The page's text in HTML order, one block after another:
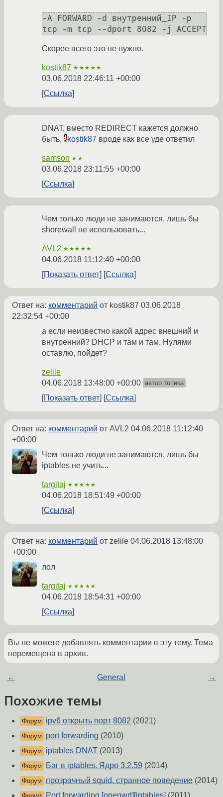
-A FORWARD -d внутренний_IP -p
Скорее всего это не нужно.
kostik87 ★★★★★
03.06.2018 22:46:11 +00:00
Ссылка
DNAT, вместо REDIRECT кажется должно
быть,
kostik87 вроде как все уде ответил
samson ★★
03.06.2018 23:11:55 +00:00
Ссылка
Чем только люди не занимаются, лишь бы
shorewall не использовать...
AVL2 ★★★★★
04.06.2018 11:12:40 +00:00
Показать ответ
Ссылка
Ответ на: комментарий от kostik87 03.06.2018
22:32:54 +00:00
а если неизвестно какой адрес внешний и
внутренний? DHCP и там и там. Нулями
оставлю, пойдет?
zelile
04.06.2018 13:48:00 +00:00 автор топика
Показать ответ Ссылка
Ответ на: комментарий от AVL2 04.06.2018 11:12:40
+00:00
Чем только люди не занимаются, лишь бы
iptables не учить...
targitaj ★★★★★
04.06.2018 18:51:49 +00:00
Ссылка
Ответ на: комментарий от zelile 04.06.2018 13:48:00
+00:00
лол
targitaj ★★★★★
04.06.2018 18:54:31 +00:00
Ссылка
Вы не можете добавлять комментарии в эту тему. Тема
перемещена в архив.
← General →
Похожие темы
Форум ipv6 открыть порт 8082 (2021)
Форум port forwarding (2010)
Форум iptables DNAT (2013)
Форум Баг в iptables. Ядро 3.2.59 (2014)
Форум прозрачный squid. странное поведение (2014)
Port forwarding [openwrt][iptables] (2011)